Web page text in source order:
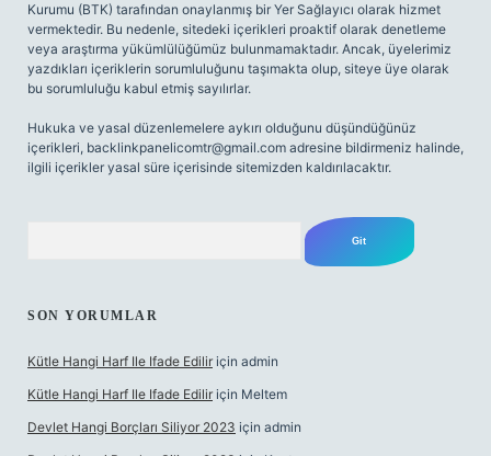
Kurumu (BTK) tarafından onaylanmış bir Yer Sağlayıcı olarak hizmet
vermektedir. Bu nedenle, sitedeki içerikleri proaktif olarak denetleme
veya araştırma yükümlülüğümüz bulunmamaktadır. Ancak, üyelerimiz
yazdıkları içeriklerin sorumluluğunu taşımakta olup, siteye üye olarak
bu sorumluluğu kabul etmiş sayılırlar.
Hukuka ve yasal düzenlemelere aykırı olduğunu düşündüğünüz
içerikleri, backlinkpanelicomtr@gmail.com adresine bildirmeniz halinde,
ilgili içerikler yasal süre içerisinde sitemizden kaldırılacaktır.
SON YORUMLAR
Kütle Hangi Harf Ile Ifade Edilir için admin
Kütle Hangi Harf Ile Ifade Edilir için Meltem
Devlet Hangi Borçları Siliyor 2023 için admin